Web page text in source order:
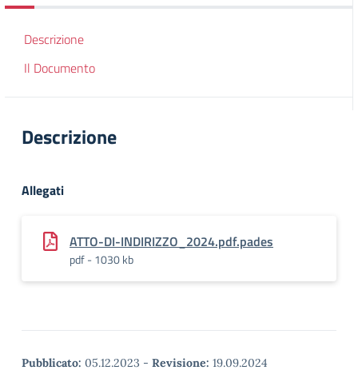
Descrizione
Il Documento
Descrizione
Allegati
ATTO-DI-INDIRIZZO_2024.pdf.pades
pdf - 1030 kb
Pubblicato: 05.12.2023 - Revisione: 19.09.2024